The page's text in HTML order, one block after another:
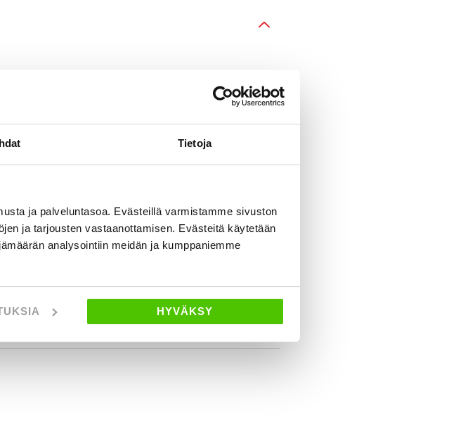
Tietoja
ja palveluntasoa. Evästeillä varmistamme sivuston
ja tarjousten vastaanottamisen. Evästeitä käytetään
analysointiin meidän ja kumppaniemme
HYVÄKSY